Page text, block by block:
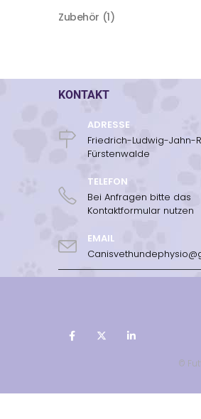
Zubehör 1
KONTAKT
ADRESSE
Friedrich-Ludwig-Jahn-
Fürstenwalde
TELEFON
Bei Anfragen bitte das
Kontaktformular nutzen
EMAIL
©